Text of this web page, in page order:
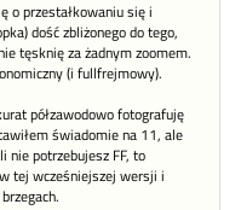
o przestałkowaniu się i
dość zbliżonego do tego,
tęsknię za żadnym zoomem.
(i fullfrejmowy).
półzawodowo fotografuję
świadomie na 11, ale
nie potrzebujesz FF, to
tej wcześniejszej wersji i